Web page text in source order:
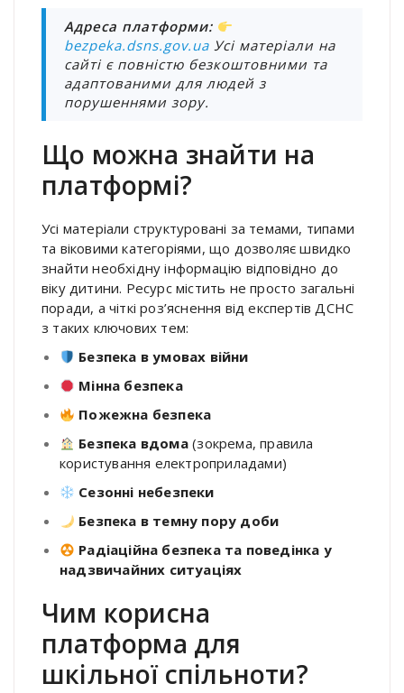
Адреса платформи:
bezpeka.dsns.gov.ua Усі матеріали на
сайті є повністю безкоштовними та
адаптованими для людей з
порушеннями зору.
Що можна знайти на
платформі?
Усі матеріали структуровані за темами, типами
та віковими категоріями, що дозволяє швидко
знайти необхідну інформацію відповідно до
віку дитини. Ресурс містить не просто загальні
поради, а чіткі роз’яснення від експертів ДСНС
з таких ключових тем:
Безпека в умовах війни
Мінна безпека
Пожежна безпека
Безпека вдома(зокрема, правила
користування електроприладами)
Сезонні небезпеки
Безпека в темну пору доби
Радіаційна безпека та поведінка у
надзвичайних ситуаціях
Чим корисна
платформа для
шкільної спільноти?